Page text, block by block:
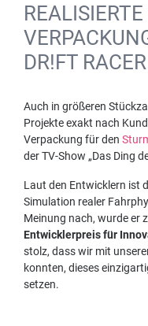
DR!FT RACER
Auch in größeren
Projekte exakt nach
Verpackung für den
der TV-Show „Das Ding
Laut den Entwicklern ist
Simulation realer
Meinung nach, wurde er
Entwicklerpreis für
stolz, dass wir mit
konnten, dieses
setzen.